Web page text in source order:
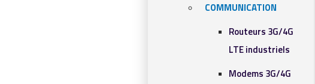
COMMUNICATION
Routeurs 3G/4G
LTE industriels
Modems 3G/4G